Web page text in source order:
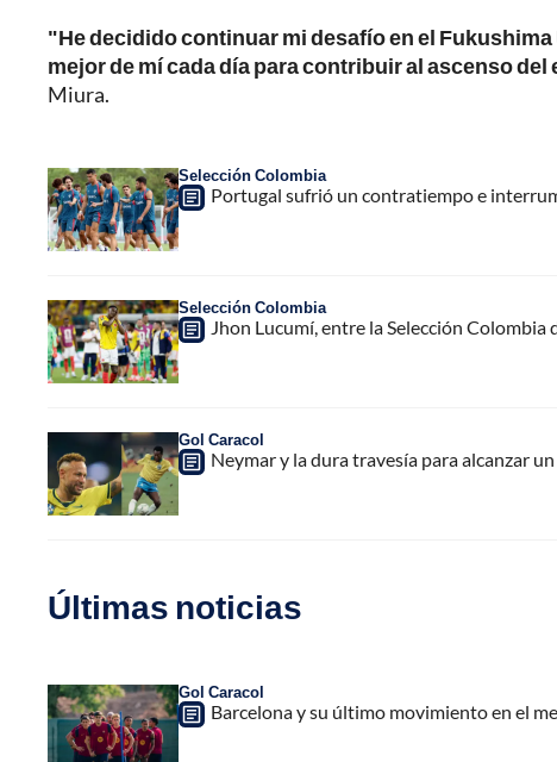
"He decidido continuar mi desafío en el
mejor de mí cada día para contribuir al ascenso del
Miura.
Selección Colombia
Portugal sufrió un contratiempo e
Selección Colombia
Jhon Lucumí, entre la Selección
Gol Caracol
Neymar y la dura travesía para alcanzar
Últimas noticias
Gol Caracol
Barcelona y su último movimiento en el